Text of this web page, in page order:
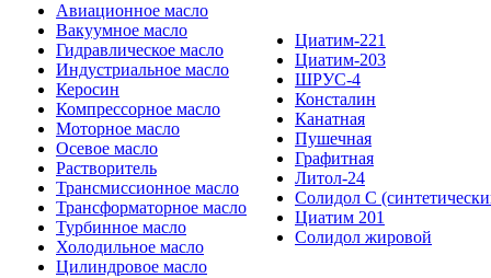
Авиационное масло
Вакуумное масло
Гидравлическое масло
Индустриальное масло
Керосин
Компрессорное масло
Моторное масло
Осевое масло
Растворитель
Трансмиссионное масло
Трансформаторное масло
Турбинное масло
Холодильное масло
Цилиндровое масло
Циатим-221
Циатим-203
ШРУС-4
Консталин
Канатная
Пушечная
Графитная
Литол-24
Солидол С
Циатим 201
Солидол жировой